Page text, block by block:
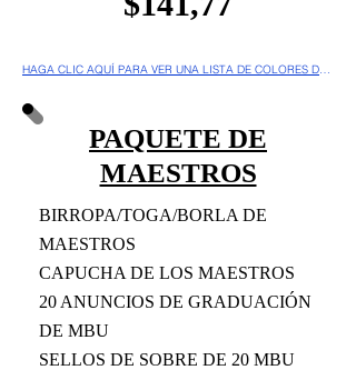
PAQUETE DE
MAESTROS
BIRROPA/TOGA/BORLA DE
MAESTROS
CAPUCHA DE LOS MAESTROS
20 ANUNCIOS DE GRADUACIÓN
DE MBU
SELLOS DE SOBRE DE 20 MBU